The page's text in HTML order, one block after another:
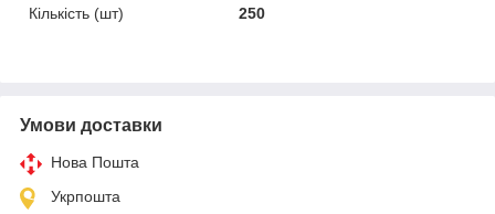
Кількість (шт)
250
Умови доставки
Нова Пошта
Укрпошта